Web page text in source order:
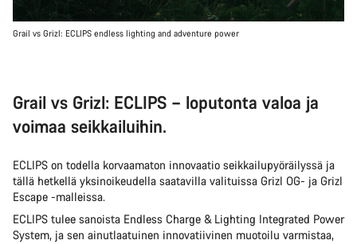
Grail vs Grizl: ECLIPS endless lighting and adventure power
Grail vs Grizl: ECLIPS – loputonta valoa ja
voimaa seikkailuihin.
ECLIPS on todella korvaamaton innovaatio seikkailupyöräilyssä ja
tällä hetkellä yksinoikeudella saatavilla valituissa Grizl OG- ja Grizl
Escape -malleissa.
ECLIPS tulee sanoista Endless Charge & Lighting Integrated Power
System, ja sen ainutlaatuinen innovatiivinen muotoilu varmistaa,